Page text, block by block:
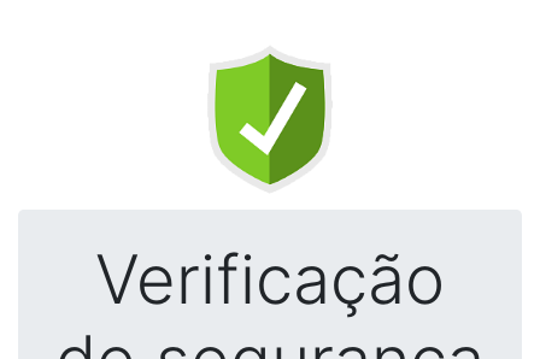
Verificação